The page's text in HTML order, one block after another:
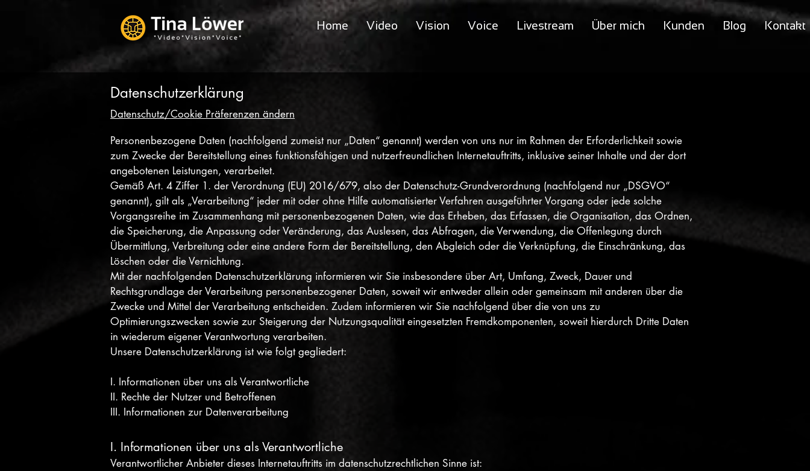
Home Video Vision Voice Livestream Über mich Kunden Blog Kontakt
Datenschutzerklärung
Personenbezogene Daten (nachfolgend zumeist nur „Daten“ genannt) werden von uns nur im Rahmen der Erforderlichkeit sowie
zum Zwecke der Bereitstellung eines funktionsfähigen und nutzerfreundlichen Internetauftritts, inklusive seiner Inhalte und der dort
angebotenen Leistungen, verarbeitet.
Gemäß Art. 4 Ziffer 1. der Verordnung (EU) 2016/679, also der Datenschutz-Grundverordnung (nachfolgend nur „DSGVO“
genannt), gilt als „Verarbeitung“ jeder mit oder ohne Hilfe automatisierter Verfahren ausgeführter Vorgang oder jede solche
Vorgangsreihe im Zusammenhang mit personenbezogenen Daten, wie das Erheben, das Erfassen, die Organisation, das Ordnen,
die Speicherung, die Anpassung oder Veränderung, das Auslesen, das Abfragen, die Verwendung, die Offenlegung durch
Übermittlung, Verbreitung oder eine andere Form der Bereitstellung, den Abgleich oder die Verknüpfung, die Einschränkung, das
Löschen oder die Vernichtung.
Mit der nachfolgenden Datenschutzerklärung informieren wir Sie insbesondere über Art, Umfang, Zweck, Dauer und
Rechtsgrundlage der Verarbeitung personenbezogener Daten, soweit wir entweder allein oder gemeinsam mit anderen über die
Zwecke und Mittel der Verarbeitung entscheiden. Zudem informieren wir Sie nachfolgend über die von uns zu
Optimierungszwecken sowie zur Steigerung der Nutzungsqualität eingesetzten Fremdkomponenten, soweit hierdurch Dritte Daten
in wiederum eigener Verantwortung verarbeiten.
Unsere Datenschutzerklärung ist wie folgt gegliedert:
I. Informationen über uns als Verantwortliche
II. Rechte der Nutzer und Betroffenen
III. Informationen zur Datenverarbeitung
I. Informationen über uns als Verantwortliche
Verantwortlicher Anbieter dieses Internetauftritts im datenschutzrechtlichen Sinne ist:
Datenschutz/Cookie Präferenzen ändern